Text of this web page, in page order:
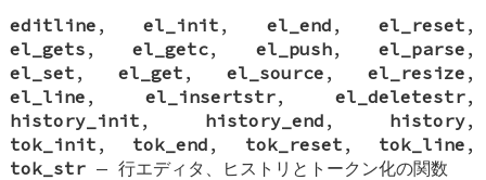
editline ,el_init , el_end , el_reset ,
el_gets ,el_getc, el_push, el_parse ,
el_set ,el_get , el_source , el_resize ,
el_line , el_insertstr, el_deletestr,
history_init , history_end , history,
tok_init , tok_end , tok_reset , tok_line ,
tok_str —行エディタ、ヒストリとトークン化の関数